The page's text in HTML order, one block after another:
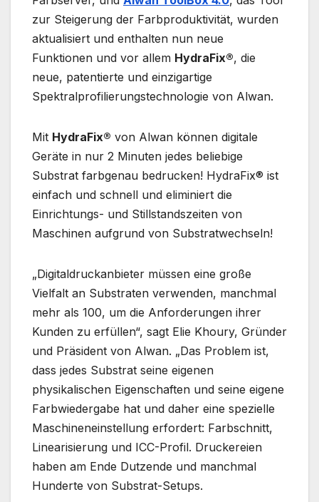
zur Steigerung der Farbproduktivität, wurden
aktualisiert und enthalten nun neue
Funktionen und vor allem HydraFix®, die
neue, patentierte und einzigartige
Spektralprofilierungstechnologie von Alwan.
Mit HydraFix® von Alwan können digitale
Geräte in nur 2 Minuten jedes beliebige
Substrat farbgenau bedrucken! HydraFix® ist
einfach und schnell und eliminiert die
Einrichtungs- und Stillstandszeiten von
Maschinen aufgrund von Substratwechseln!
„Digitaldruckanbieter müssen eine große
Vielfalt an Substraten verwenden, manchmal
mehr als 100, um die Anforderungen ihrer
Kunden zu erfüllen“, sagt Elie Khoury, Gründer
und Präsident von Alwan. „Das Problem ist,
dass jedes Substrat seine eigenen
physikalischen Eigenschaften und seine eigene
Farbwiedergabe hat und daher eine spezielle
Maschineneinstellung erfordert: Farbschnitt,
Linearisierung und ICC-Profil. Druckereien
haben am Ende Dutzende und manchmal
Hunderte von Substrat-Setups.